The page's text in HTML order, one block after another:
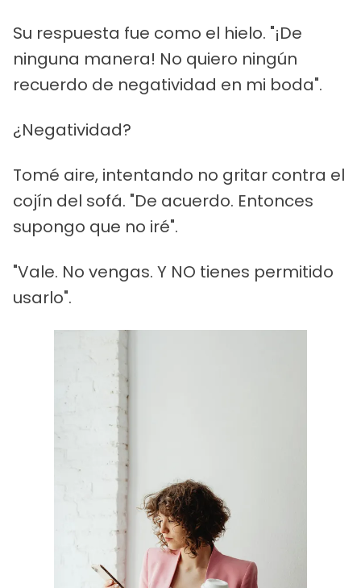
Su respuesta fue como el hielo. "¡De
ninguna manera! No quiero ningún
recuerdo de negatividad en mi boda".
¿Negatividad?
Tomé aire, intentando no gritar contra el
cojín del sofá. "De acuerdo. Entonces
supongo que no iré".
"Vale. No vengas. Y NO tienes permitido
usarlo".